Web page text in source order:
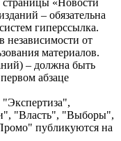
«Новости
– обязательна
гиперссылка.
независимости от
материалов.
– должна быть
абзаце
"Власть", "Выборы",
публикуются на